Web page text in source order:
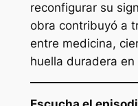
reconfigurar su
obra contribuyó a
entre medicina,
huella duradera